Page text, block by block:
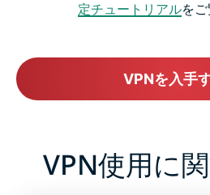
定チュートリアルをご
VPNを入手
VPN使用に